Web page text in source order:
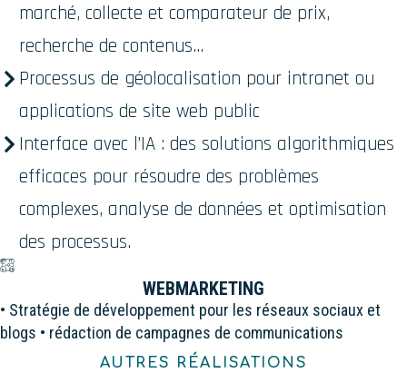
marché, collecte et comparateur de prix,
recherche de contenus...
Processus de géolocalisation pour intranet ou
applications de site web public
Interface avec l’IA : des solutions algorithmiques
efficaces pour résoudre des problèmes
complexes, analyse de données et optimisation
des processus.
WEBMARKETING
• Stratégie de développement pour les réseaux sociaux et
blogs • rédaction de campagnes de communications
AUTRES RÉALISATIONS